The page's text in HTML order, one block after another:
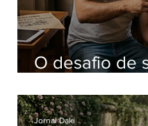
O desafio de
Jornal Daki